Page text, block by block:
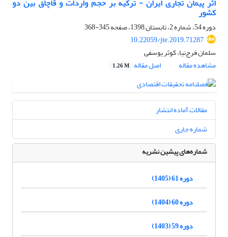
اثر پیمان تجاری ایران - ترکیه بر حجم واردات و قاچاق بین دو
کشور
دوره 54، شماره 2، تابستان 1398، صفحه
345-368
10.22059/jte.2019.71287
سلمان فرج‌نیا، کوثر یوسفی
مشاهده مقاله
اصل مقاله 1.26 M
مقالات آماده انتشار
شماره جاری
شماره‌های پیشین نشریه
دوره 61 (1405)
دوره 60 (1404)
دوره 59 (1403)